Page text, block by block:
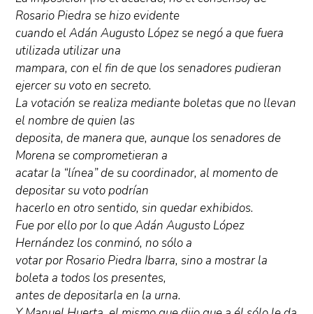
Rosario Piedra se hizo evidente
cuando el Adán Augusto López se negó a que fuera
utilizada utilizar una
mampara, con el fin de que los senadores pudieran
ejercer su voto en secreto.
La votación se realiza mediante boletas que no llevan
el nombre de quien las
deposita, de manera que, aunque los senadores de
Morena se comprometieran a
acatar la “línea” de su coordinador, al momento de
depositar su voto podrían
hacerlo en otro sentido, sin quedar exhibidos.
Fue por ello por lo que Adán Augusto López
Hernández los conminó, no sólo a
votar por Rosario Piedra Ibarra, sino a mostrar la
boleta a todos los presentes,
antes de depositarla en la urna.